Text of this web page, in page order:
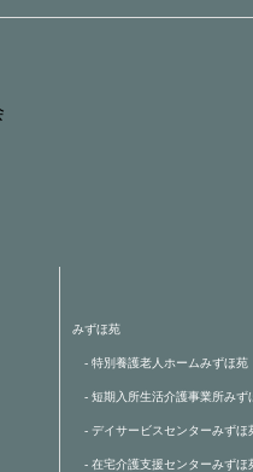
みずほ苑
- 特別養護老人ホームみずほ苑
- 短期入所生活介護事業所みず
- デイサービスセンターみずほ
- 在宅介護支援センターみずほ